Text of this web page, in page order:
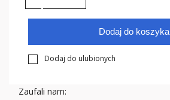
Dodaj do koszyka
Dodaj do ulubionych
Zaufali nam: